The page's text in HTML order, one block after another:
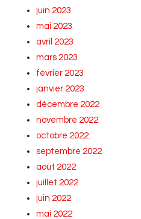
juin 2023
mai 2023
avril 2023
mars 2023
février 2023
janvier 2023
décembre 2022
novembre 2022
octobre 2022
septembre 2022
août 2022
juillet 2022
juin 2022
mai 2022